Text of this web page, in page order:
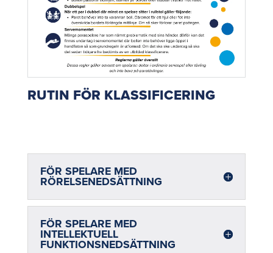
RUTIN FÖR KLASSIFICERING
FÖR SPELARE MED
RÖRELSENEDSÄTTNING
FÖR SPELARE MED
INTELLEKTUELL
FUNKTIONSNEDSÄTTNING